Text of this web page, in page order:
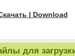
| Download
для